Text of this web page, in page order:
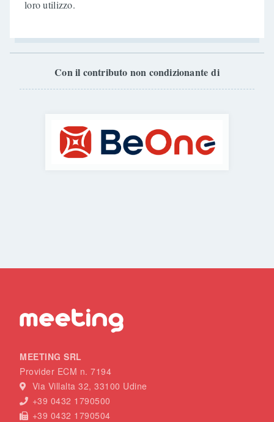
loro utilizzo.
Con il contributo non condizionante di
MEETING SRL
Provider ECM n. 7194
Via Villalta 32, 33100 Udine
+39 0432 1790500
+39 0432 1790504